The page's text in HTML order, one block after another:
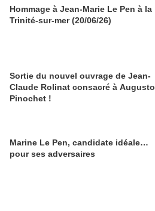
Hommage à Jean-Marie Le Pen à la
Trinité-sur-mer (20/06/26)
Sortie du nouvel ouvrage de Jean-
Claude Rolinat consacré à Augusto
Pinochet !
Marine Le Pen, candidate idéale…
pour ses adversaires